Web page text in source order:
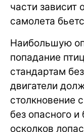
части зависит
самолета
Наибольшую
попадание
стандартам
двигатели
столкновение
без опасного
осколков